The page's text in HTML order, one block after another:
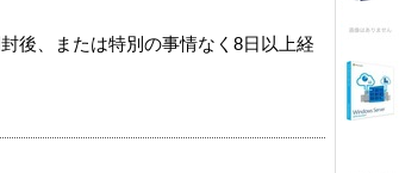
後、または特別の事情なく8日以上経